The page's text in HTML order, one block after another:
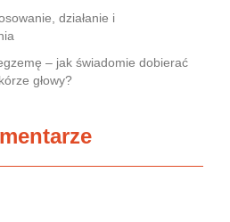
działanie i
– jak świadomie dobierać
głowy?